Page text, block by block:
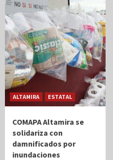
ALTAMIRA ESTATAL
COMAPA Altamira se
solidariza con
damnificados por
inundaciones